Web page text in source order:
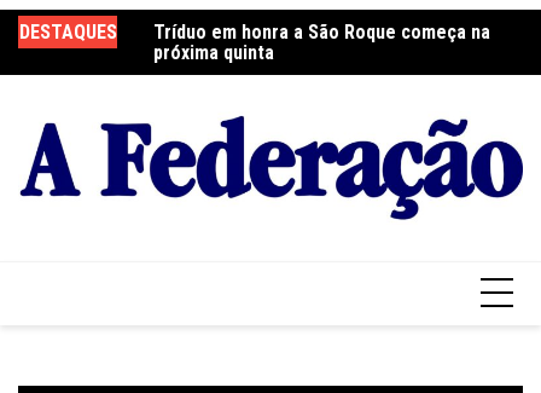
para
o
DESTAQUES
neste sábado
Tríduo em honra a São Roque começa na
próxima quinta